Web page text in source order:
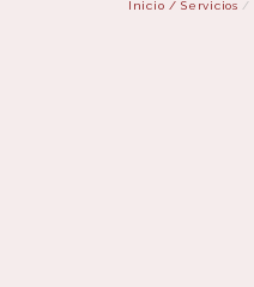
Inicio /Servicios /